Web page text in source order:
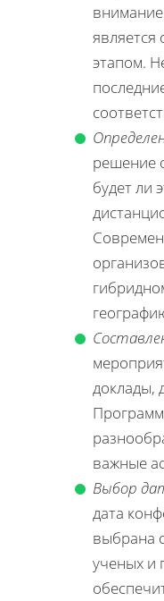
этапом.
решение
будет ли
доклады,
важные
Выбор
дата
выбрана
ученых и